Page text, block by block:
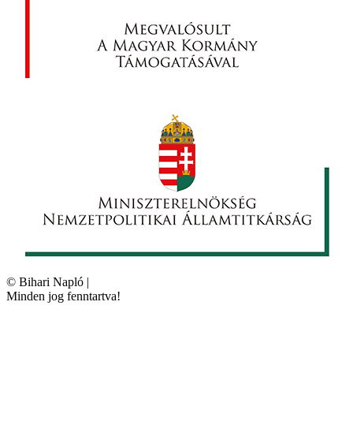
© Bihari Napló |
Minden jog fenntartva!